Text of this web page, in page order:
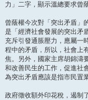
力」二字，顯示溫總要求曾
曾蔭權今次對「突出矛盾」
是「經濟社會發展的突出矛
充斥引發通脹壓力，應屬一
程中的矛盾，所以，社會上
焦。另外，國家主席胡錦濤
和改善民生的工作，促進社
為突出矛盾應該是指市民置
政府徵收額外印花稅，遏制